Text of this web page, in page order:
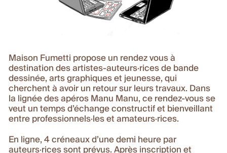
Maison Fumetti propose un rendez vous à
destination des artistes-auteurs·rices de bande
dessinée, arts graphiques et jeunesse, qui
cherchent à avoir un retour sur leurs travaux. Dans
la lignée des apéros Manu Manu, ce rendez-vous se
veut un temps d’échange constructif et bienveillant
entre professionnels·les et amateurs·rices.
En ligne, 4 créneaux d’une demi heure par
auteurs·rices sont prévus. Après inscription et